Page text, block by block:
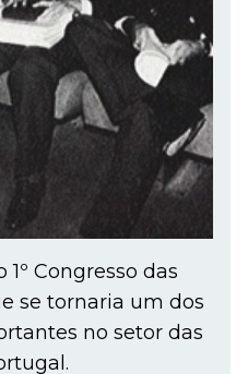
Congresso das
se tornaria um dos
no setor das